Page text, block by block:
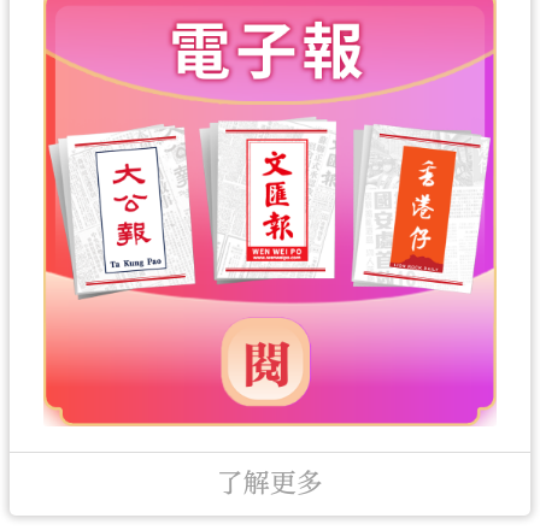
了解更多